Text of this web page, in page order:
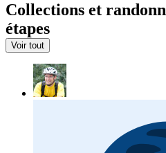
Collections et
étapes
Voir tout